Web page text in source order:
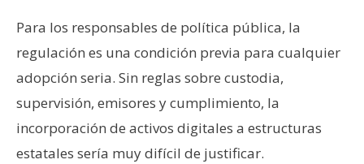
Para los responsables de política pública, la
regulación es una condición previa para cualquier
adopción seria. Sin reglas sobre custodia,
supervisión, emisores y cumplimiento, la
incorporación de activos digitales a estructuras
estatales sería muy difícil de justificar.